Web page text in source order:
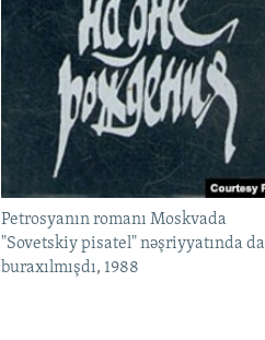
Petrosyanın romanı Moskvada
"Sovetskiy pisatel" nəşriyyatında da
buraxılmışdı, 1988